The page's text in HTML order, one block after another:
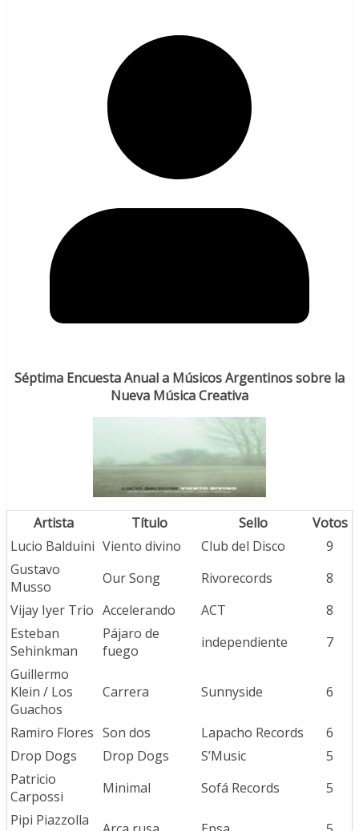
Séptima Encuesta Anual a Músicos Argentinos sobre la
Nueva Música Creativa
Artista Título Sello
Votos
Lucio Balduini Viento divino Club del Disco
9
Gustavo
Musso
Our Song Rivorecords
8
Vijay Iyer Trio Accelerando ACT
8
Esteban
Sehinkman
Pájaro de
fuego
independiente
7
Guillermo
Klein / Los
Guachos
Carrera Sunnyside 6
Ramiro Flores Son dos Lapacho Records
6
Drop Dogs
Drop Dogs S’Music
5
Patricio
Carpossi
Minimal Sofá Records
5
Pipi Piazzolla